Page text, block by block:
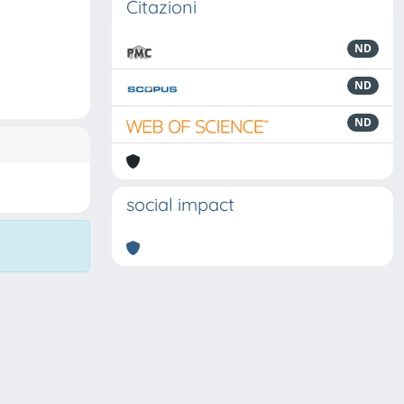
Citazioni
ND
ND
ND
social impact